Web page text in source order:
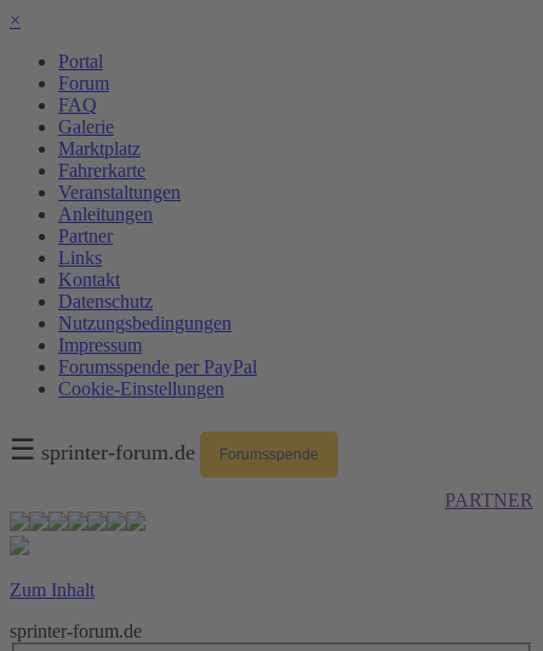
×
Portal
Forum
FAQ
Galerie
Marktplatz
Fahrerkarte
Veranstaltungen
Anleitungen
Partner
Links
Kontakt
Datenschutz
Nutzungsbedingungen
Impressum
Forumsspende per PayPal
Cookie-Einstellungen
☰ sprinter-forum.de Forumsspende
PARTNER
Zum Inhalt
sprinter-forum.de